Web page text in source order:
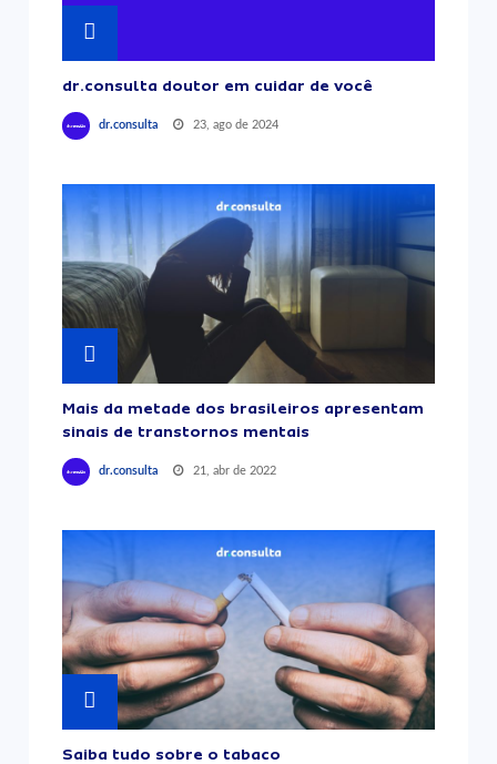
dr.consulta doutor em cuidar de você
dr.consulta 23, ago de 2024
Mais da metade dos brasileiros apresentam
sinais de transtornos mentais
dr.consulta 21, abr de 2022
Saiba tudo sobre o tabaco